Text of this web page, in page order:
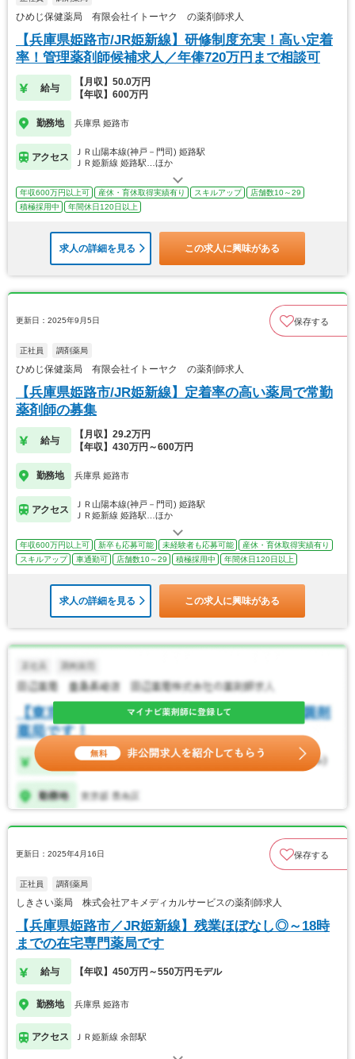
ひめじ保健薬局 有限会社イトーヤク の薬剤師求人
【兵庫県姫路市/JR姫新線】研修制度充実！高い定着
率！管理薬剤師候補求人／年俸720万円まで相談可
給与
【月収】50.0万円
【年収】600万円
勤務地 兵庫県 姫路市
アクセス
ＪＲ山陽本線(神戸－門司) 姫路駅
ＪＲ姫新線 姫路駅…ほか
年収600万円以上可 産休・育休取得実績有り スキルアップ
店舗数10～29
積極採用中
年間休日120日以上
求人の詳細を見る この求人に興味がある
更新日：2025年9月5日 保存する
正社員 調剤薬局
ひめじ保健薬局 有限会社イトーヤク の薬剤師求人
【兵庫県姫路市/JR姫新線】定着率の高い薬局で常勤
薬剤師の募集
給与
【月収】29.2万円
【年収】430万円～600万円
勤務地 兵庫県 姫路市
アクセス
ＪＲ山陽本線(神戸－門司) 姫路駅
ＪＲ姫新線 姫路駅…ほか
年収600万円以上可 新卒も応募可能 未経験者も応募可能
産休・育休取得実績有り
スキルアップ
車通勤可 店舗数10～29 積極採用中 年間休日120日以上
求人の詳細を見る この求人に興味がある
更新日：2025年4月16日 保存する
正社員 調剤薬局
しきさい薬局 株式会社アキメディカルサービスの薬剤師求人
【兵庫県姫路市／JR姫新線】残業ほぼなし◎～18時
までの在宅専門薬局です
給与 【年収】450万円～550万円モデル
勤務地 兵庫県 姫路市
アクセス ＪＲ姫新線 余部駅